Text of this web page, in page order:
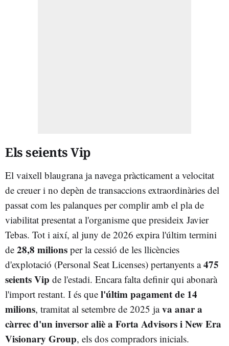
Els seients Vip
El vaixell blaugrana ja navega pràcticament a velocitat
de creuer i no depèn de transaccions extraordinàries del
passat com les palanques per complir amb el pla de
viabilitat presentat a l'organisme que presideix Javier
Tebas. Tot i així, al juny de 2026 expira l'últim termini
de 28,8 milions per la cessió de les llicències
d'explotació (Personal Seat Licenses) pertanyents a475
seients Vip de l'estadi. Encara falta definir qui abonarà
l'import restant. I és que l'últim pagament de 14
milions, tramitat al setembre de 2025 java anar a
càrrec d'un inversor aliè a Forta Advisors i New Era
Visionary Group, els dos compradors inicials.